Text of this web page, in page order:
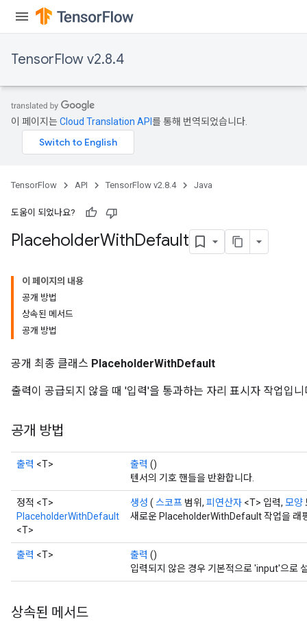
TensorFlow v2.8.4
이 페이지는Cloud Translation API 를 통해 번역되었습니다.
TensorFlow API TensorFlow v2.8.4 Java
도움이 되었나요?
PlaceholderWithDefault
이 페이지의 내용
공개 방법
상속된 메서드
공개 방법
공개 최종 클래스 PlaceholderWithDefault
출력이 공급되지 않을 때 '입력'을 통과하는 자리 표시자 작업입니
공개 방법
출력 <T> 출력 ()
텐서의 기호 핸들을 반환합니다.
정적 <T>
PlaceholderWithDefault
<T>
생성 ( 스코프 범위, 피연산자 <T> 입력, 모양
새로운 PlaceholderWithDefault 작업을 래
출력 <T> 출력 ()
입력되지 않은 경우 기본적으로 'input'으로
상속된 메서드